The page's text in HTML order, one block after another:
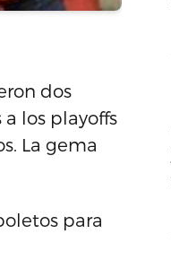
dos
a los playoffs
La gema
para